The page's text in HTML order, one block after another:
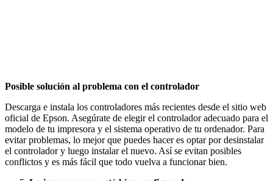
Posible solución al problema con el controlador
Descarga e instala los controladores más recientes desde el sitio web
oficial de Epson. Asegúrate de elegir el controlador adecuado para el
modelo de tu impresora y el sistema operativo de tu ordenador. Para
evitar problemas, lo mejor que puedes hacer es optar por desinstalar
el controlador y luego instalar el nuevo. Así se evitan posibles
conflictos y es más fácil que todo vuelva a funcionar bien.